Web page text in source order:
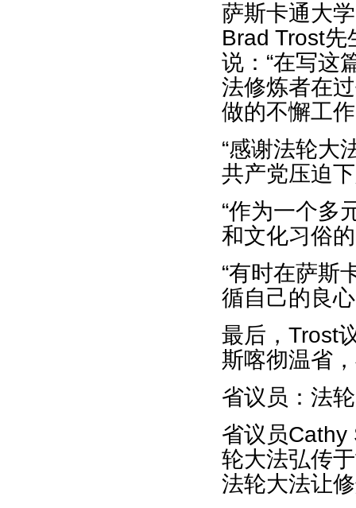
萨斯卡通大
Brad Trost
说：“在写这
法修炼者在
做的不懈工
“感谢法轮大
共产党压迫
“作为一个多
和文化习俗
“有时在萨斯
循自己的良
最后，Trost
斯喀彻温省
省议员：法
省议员Cathy
轮大法弘传
法轮大法让